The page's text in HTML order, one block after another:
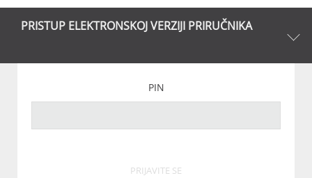
PRISTUP ELEKTRONSKOJ VERZIJI PRIRUČNIKA
PIN
PRIJAVITE SE